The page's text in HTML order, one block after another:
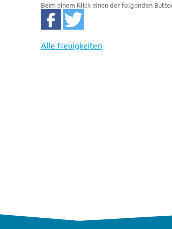
Beim einem Klick einen der folgenden
Alle Neuigkeiten